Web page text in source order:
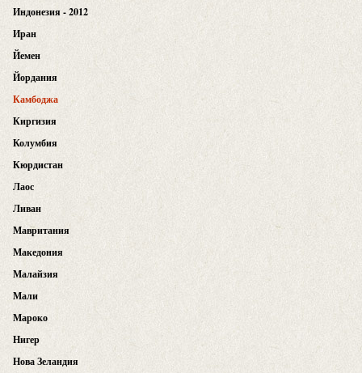
Индонезия - 2012
Иран
Йемен
Йордания
Камбоджа
Киргизия
Колумбия
Кюрдистан
Лаос
Ливан
Мавритания
Македония
Малайзия
Мали
Мароко
Нигер
Нова Зеландия